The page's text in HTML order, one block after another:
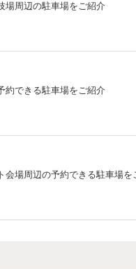
場周辺の駐車場をご紹介
約できる駐車場をご紹介
会場周辺の予約できる駐車場を